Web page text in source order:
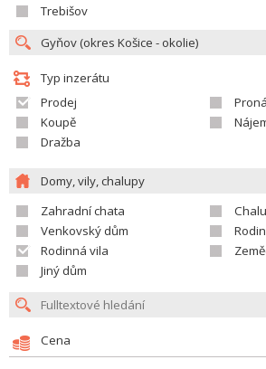
Trebišov
Typ inzerátu
Prodej
Koupě
Dražba
Domy, vily, chalupy
Zahradní chata
Venkovský dům
Rodinná vila
Jiný dům
Cena